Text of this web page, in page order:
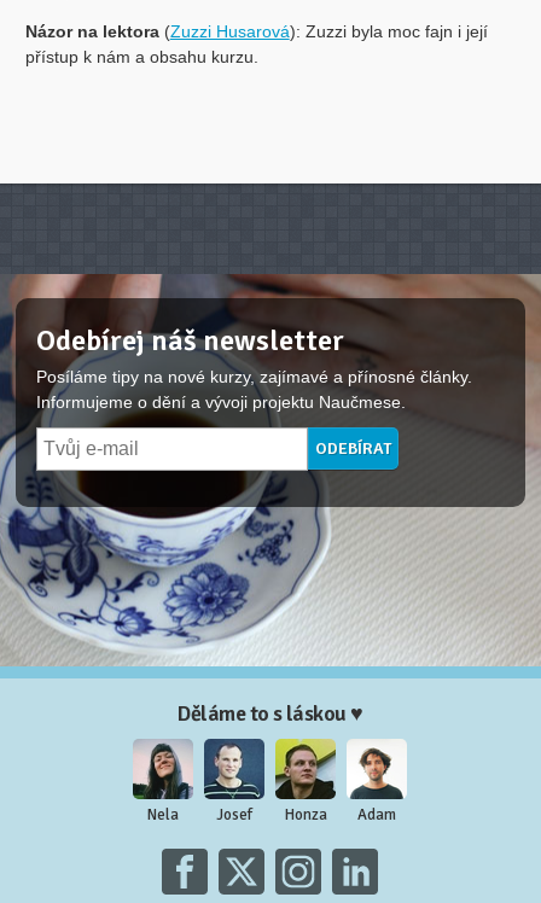
Názor na lektora(Zuzzi Husarová): Zuzzi byla moc fajn i její
přístup k nám a obsahu kurzu.
Odebírej náš newsletter
Posíláme tipy na nové kurzy, zajímavé a přínosné články.
Informujeme o dění a vývoji projektu Naučmese.
Děláme to s láskou ♥
Nela Josef Honza Adam